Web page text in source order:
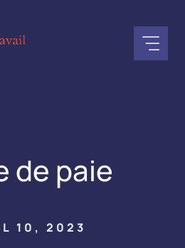
de paie
10, 2023